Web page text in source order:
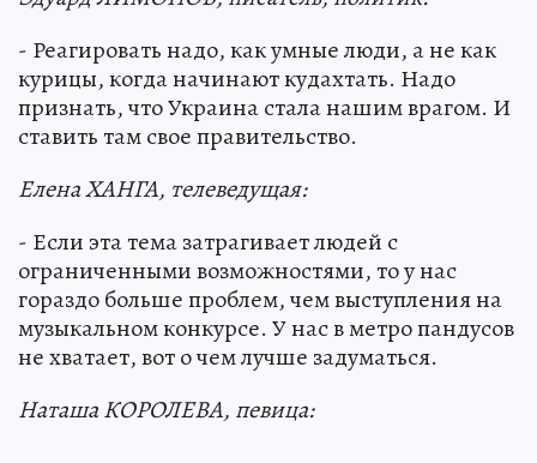
- Реагировать надо, как умные люди, а не как
курицы, когда начинают кудахтать. Надо
признать, что Украина стала нашим врагом. И
ставить там свое правительство.
Елена ХАНГА, телеведущая:
- Если эта тема затрагивает людей с
ограниченными возможностями, то у нас
гораздо больше проблем, чем выступления на
музыкальном конкурсе. У нас в метро пандусов
не хватает, вот о чем лучше задуматься.
Наташа КОРОЛЕВА, певица: